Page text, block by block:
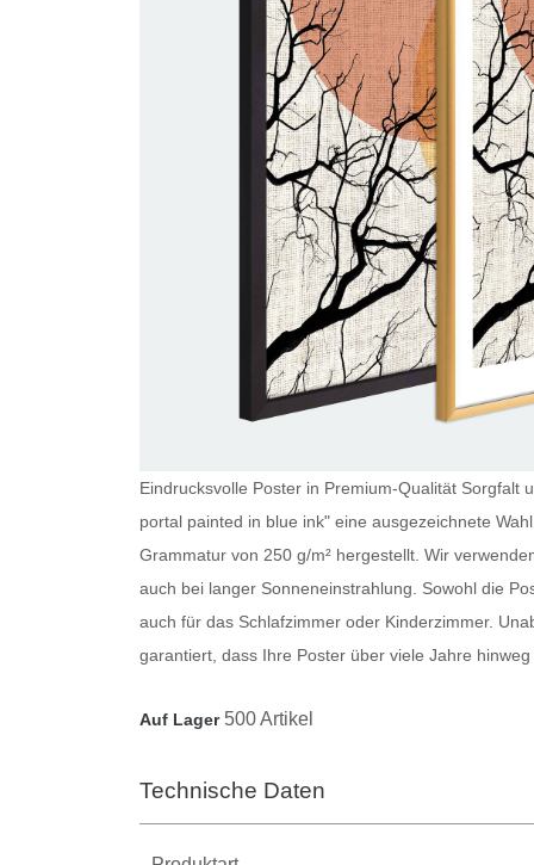
Eindrucksvolle Poster in Premium-Qualität Sorgfalt
portal painted in blue ink" eine ausgezeichnete
Grammatur von 250 g/m² hergestellt. Wir
auch bei langer Sonneneinstrahlung. Sowohl die
auch für das Schlafzimmer oder Kinderzimmer.
garantiert, dass Ihre Poster über viele Jahre
Auf Lager 500 Artikel
Technische Daten